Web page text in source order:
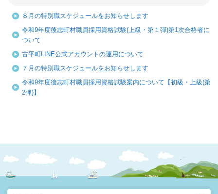
８月の特別職スケジュールをお知らせします
令和9年度後志町村職員採用資格試験(上級・第１弾)第1次合格者に
ついて
古平町LINE公式アカウントの運用について
７月の特別職スケジュールをお知らせします
令和9年度後志町村職員採用資格試験案内について【初級・上級(第
2弾)】